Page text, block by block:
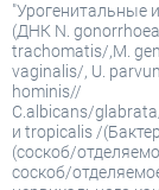
"Урогенитальные
(ДНК N.
trachomatis/,M.
vaginalis/, U.
hominis//
C.albicans/
и tropicalis /
(соскоб/
соскоб/